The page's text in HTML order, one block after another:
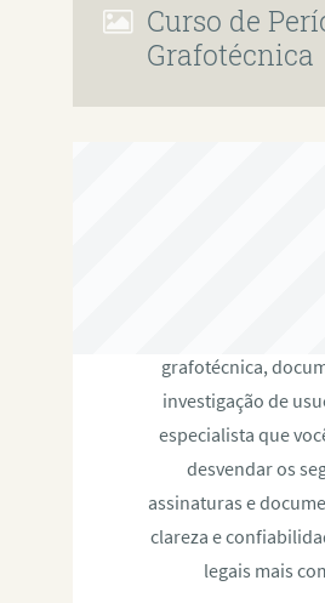
Curso de
Grafotécnica
grafotécnica,
investigação de
especialista que
desvendar os
assinaturas e
clareza e
legais mais